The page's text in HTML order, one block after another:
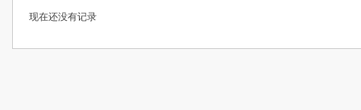
现在还没有记录